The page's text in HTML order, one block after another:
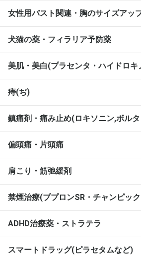
女性用バスト関連・胸のサイズアッ
犬猫の薬・フィラリア予防薬
美肌・美白(プラセンタ・ハイドロキ
痔(ぢ)
鎮痛剤・痛み止め(ロキソニン,ボル
偏頭痛・片頭痛
肩こり・筋弛緩剤
禁煙治療(ブプロンSR・チャンピッ
ADHD治療薬・ストラテラ
スマートドラッグ(ピラセタムなど)